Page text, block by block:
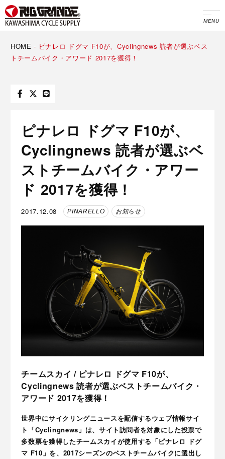
MENU
HOME - ピナレロ ドグマ F10が、Cyclingnews 読者が選ぶベス
トチームバイク・アワード 2017を獲得！
ピナレロ ドグマ F10が、
Cyclingnews 読者が選ぶベ
ストチームバイク・アワー
ド 2017を獲得！
2017.12.08 PINARELLO お知らせ
チームスカイ / ピナレロ ドグマ F10が、
Cyclingnews 読者が選ぶベストチームバイク・
アワード 2017を獲得！
世界中にサイクリングニュースを配信するウェブ情報サイ
ト「Cyclingnews」は、サイト訪問者を対象にした投票で
多数票を獲得したチームスカイが使用する「ピナレロ ドグ
マ F10」を、2017シーズンのベストチームバイクに選出し